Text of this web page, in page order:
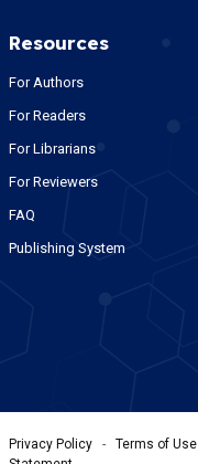
Resources
For Authors
For Readers
For Librarians
For Reviewers
FAQ
Publishing System
Privacy Policy - Terms of Use